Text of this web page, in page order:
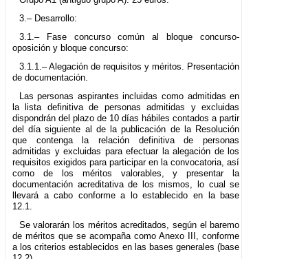
3.– Desarrollo:
3.1.– Fase concurso común al bloque concurso-
oposición y bloque concurso:
3.1.1.– Alegación de requisitos y méritos. Presentación
de documentación.
Las personas aspirantes incluidas como admitidas en
la lista definitiva de personas admitidas y excluidas
dispondrán del plazo de 10 días hábiles contados a partir
del día siguiente al de la publicación de la Resolución
que contenga la relación definitiva de personas
admitidas y excluidas para efectuar la alegación de los
requisitos exigidos para participar en la convocatoria, así
como de los méritos valorables, y presentar la
documentación acreditativa de los mismos, lo cual se
llevará a cabo conforme a lo establecido en la base
12.1.
Se valorarán los méritos acreditados, según el baremo
de méritos que se acompaña como Anexo III, conforme
a los criterios establecidos en las bases generales (base